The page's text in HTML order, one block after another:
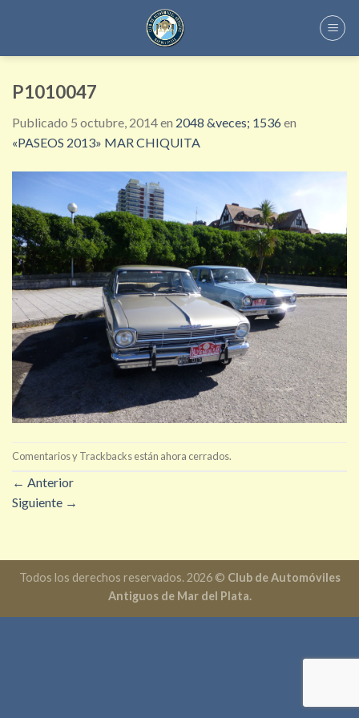
P1010047
Publicado 5 octubre, 2014en 2048 &veces; 1536en
«PASEOS 2013» MAR CHIQUITA
Comentarios y Trackbacks están ahora cerrados.
← Anterior
Siguiente →
Todos los derechos reservados. 2026 © Club de Automóviles
Antiguos de Mar del Plata.